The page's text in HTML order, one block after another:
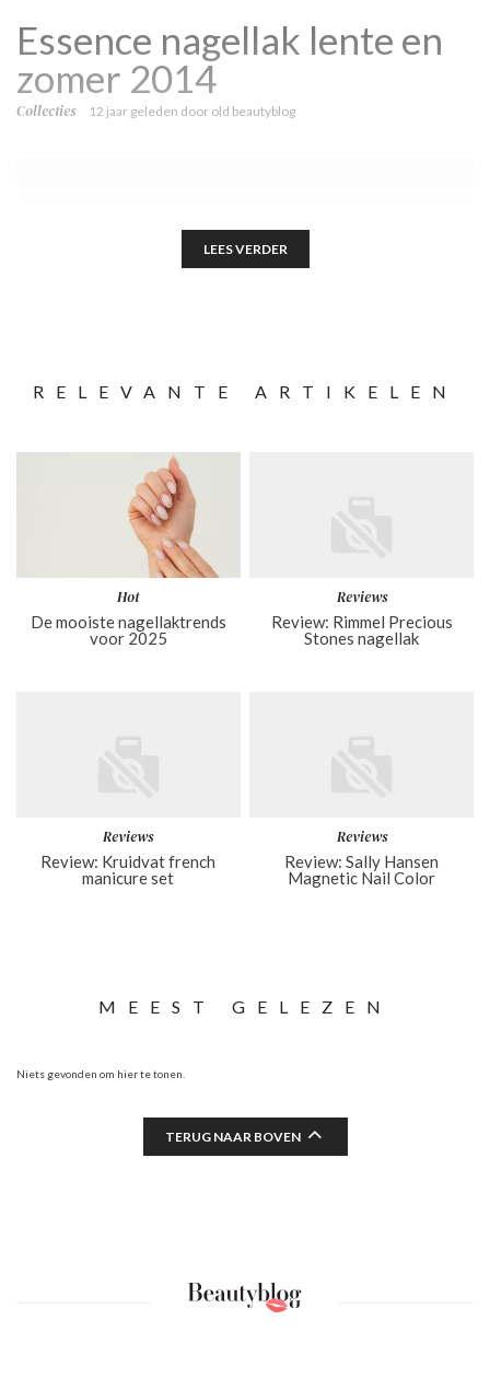
Essence nagellak lente en
zomer 2014
Collecties 12 jaar geleden door old beautyblog
LEES VERDER
RELEVANTE ARTIKELEN
Hot
De mooiste nagellaktrends
voor 2025
Reviews
Review: Rimmel Precious
Stones nagellak
Reviews
Review: Kruidvat french
manicure set
Reviews
Review: Sally Hansen
Magnetic Nail Color
MEEST GELEZEN
Niets gevonden om hier te tonen.
TERUG NAAR BOVEN